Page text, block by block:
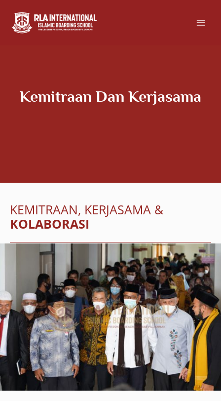
content
Kemitraan Dan Kerjasama
KEMITRAAN, KERJASAMA &
KOLABORASI